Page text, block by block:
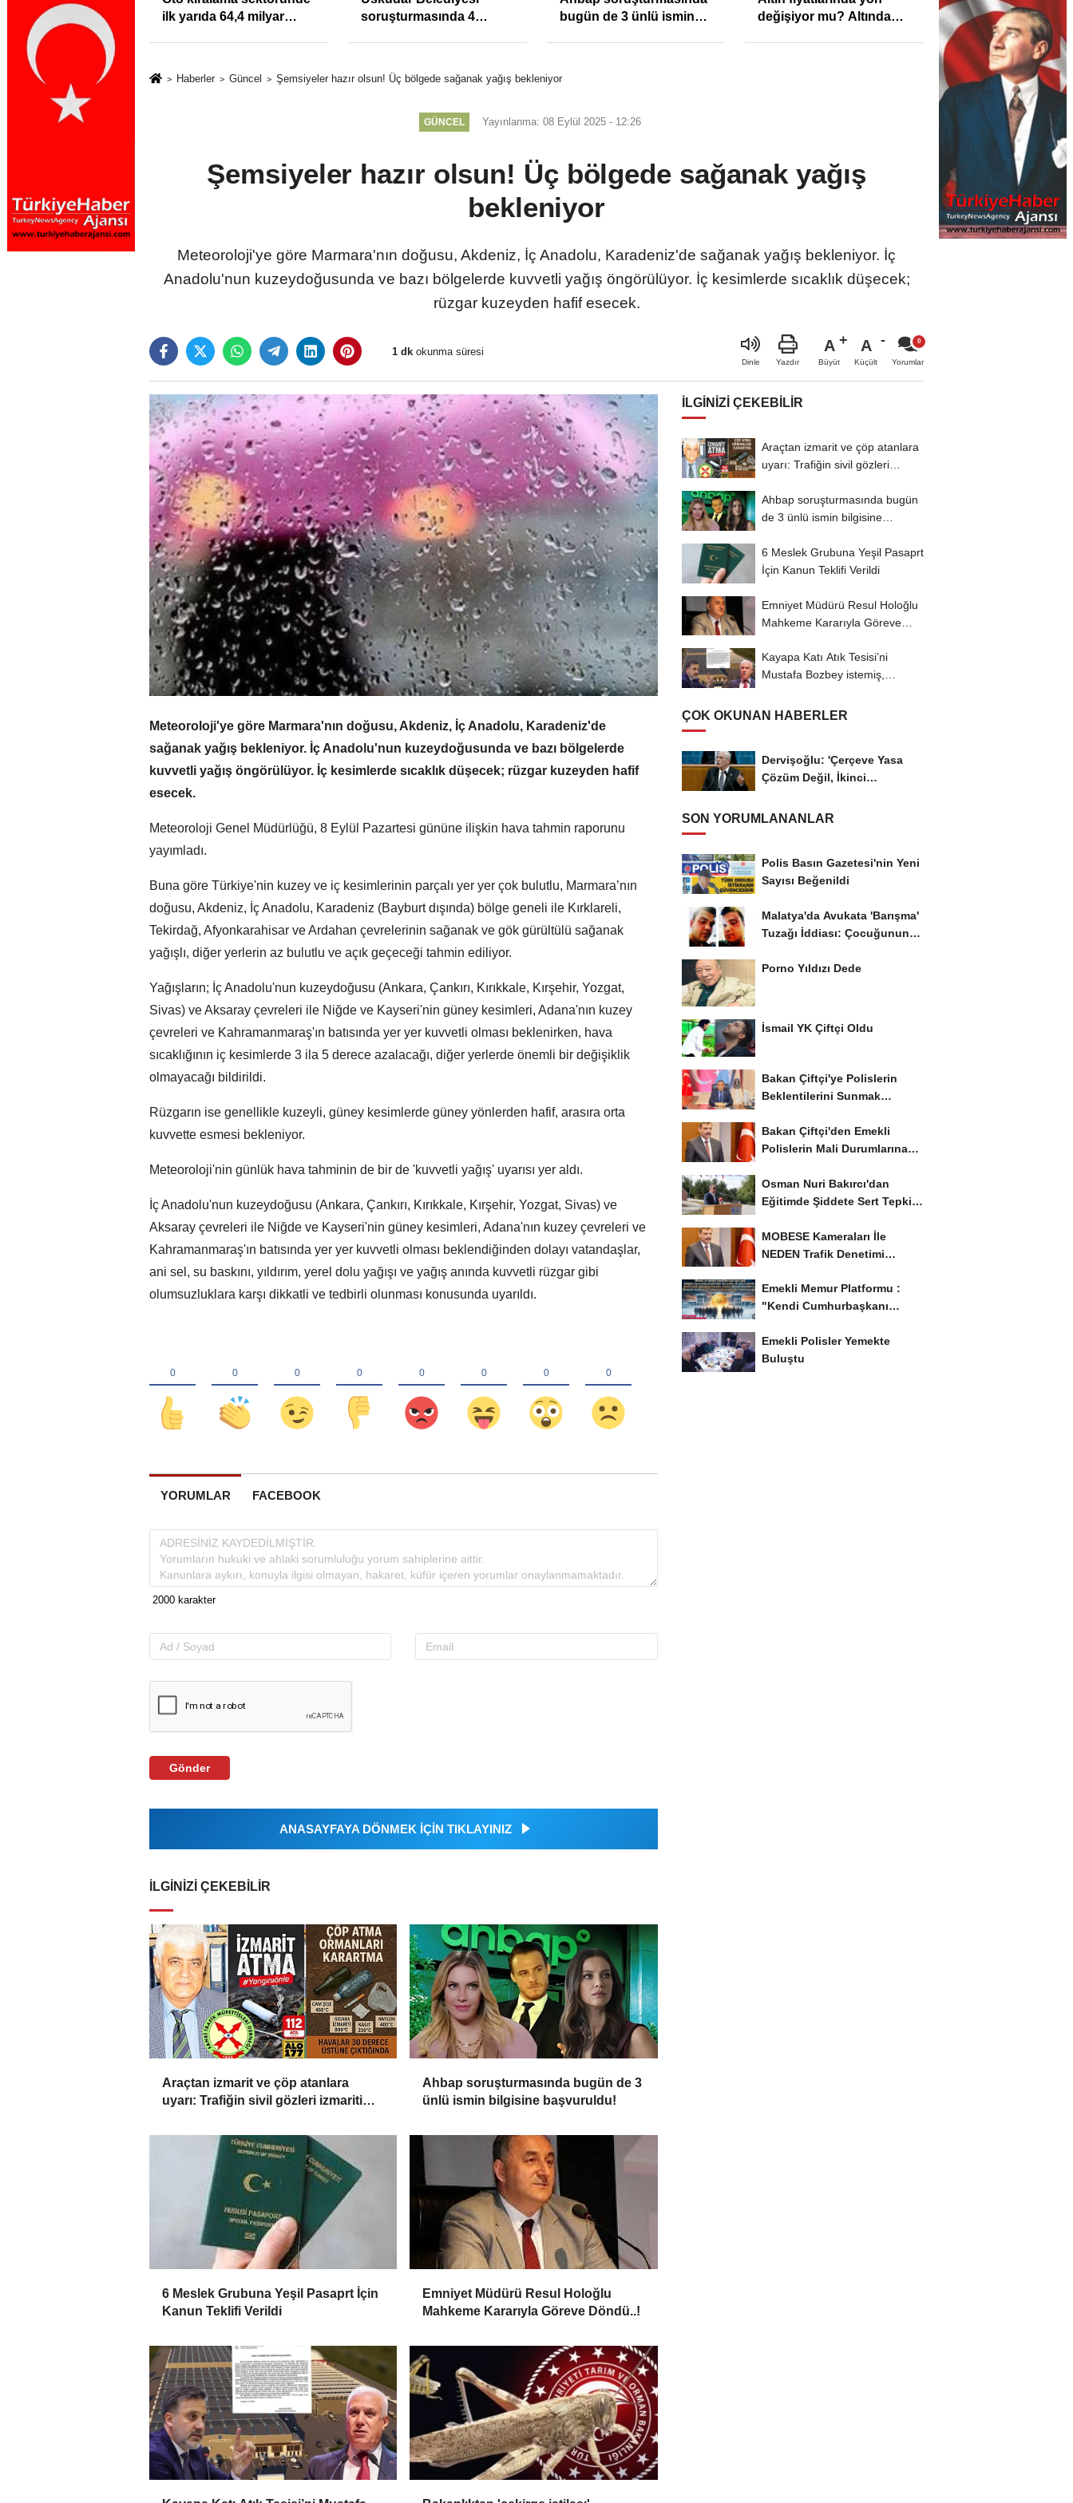
Kısacında:
Fırtınası
ilk yarıda 64,4 milyar
soruşturmasında 4
bugün de 3 ünlü ismin
değişiyor mu? Altında
Haberler Güncel Şemsiyeler hazır olsun! Üç bölgede sağanak yağış bekleniyor
GÜNCEL Yayınlanma: 08 Eylül 2025 - 12:26
Şemsiyeler hazır olsun! Üç bölgede sağanak yağış
bekleniyor
Meteoroloji'ye göre Marmara'nın doğusu, Akdeniz, İç Anadolu, Karadeniz'de sağanak yağış bekleniyor. İç
Anadolu'nun kuzeydoğusunda ve bazı bölgelerde kuvvetli yağış öngörülüyor. İç kesimlerde sıcaklık düşecek;
rüzgar kuzeyden hafif esecek.
1 dk okunma süresi
Dinle Yazdır
A
Büyüt
A
Küçült Yorumlar
Meteoroloji'ye göre Marmara'nın doğusu, Akdeniz, İç Anadolu, Karadeniz'de
sağanak yağış bekleniyor. İç Anadolu'nun kuzeydoğusunda ve bazı bölgelerde
kuvvetli yağış öngörülüyor. İç kesimlerde sıcaklık düşecek; rüzgar kuzeyden hafif
esecek.
Meteoroloji Genel Müdürlüğü, 8 Eylül Pazartesi gününe ilişkin hava tahmin raporunu
yayımladı.
Buna göre Türkiye'nin kuzey ve iç kesimlerinin parçalı yer yer çok bulutlu, Marmara’nın
doğusu, Akdeniz, İç Anadolu, Karadeniz (Bayburt dışında) bölge geneli ile Kırklareli,
Tekirdağ, Afyonkarahisar ve Ardahan çevrelerinin sağanak ve gök gürültülü sağanak
yağışlı, diğer yerlerin az bulutlu ve açık geçeceği tahmin ediliyor.
Yağışların; İç Anadolu'nun kuzeydoğusu (Ankara, Çankırı, Kırıkkale, Kırşehir, Yozgat,
Sivas) ve Aksaray çevreleri ile Niğde ve Kayseri'nin güney kesimleri, Adana'nın kuzey
çevreleri ve Kahramanmaraş'ın batısında yer yer kuvvetli olması beklenirken, hava
sıcaklığının iç kesimlerde 3 ila 5 derece azalacağı, diğer yerlerde önemli bir değişiklik
olmayacağı bildirildi.
Rüzgarın ise genellikle kuzeyli, güney kesimlerde güney yönlerden hafif, arasıra orta
kuvvette esmesi bekleniyor.
Meteoroloji'nin günlük hava tahminin de bir de 'kuvvetli yağış' uyarısı yer aldı.
İç Anadolu'nun kuzeydoğusu (Ankara, Çankırı, Kırıkkale, Kırşehir, Yozgat, Sivas) ve
Aksaray çevreleri ile Niğde ve Kayseri'nin güney kesimleri, Adana'nın kuzey çevreleri ve
Kahramanmaraş'ın batısında yer yer kuvvetli olması beklendiğinden dolayı vatandaşlar,
ani sel, su baskını, yıldırım, yerel dolu yağışı ve yağış anında kuvvetli rüzgar gibi
olumsuzluklara karşı dikkatli ve tedbirli olunması konusunda uyarıldı.
YORUMLAR FACEBOOK
Gönder
ANASAYFAYA DÖNMEK İÇİN TIKLAYINIZ
İLGINIZI ÇEKEBILIR
Araçtan izmarit ve çöp atanlara
uyarı: Trafiğin sivil gözleri izmariti
Ahbap soruşturmasında bugün de 3
ünlü ismin bilgisine başvuruldu!
6 Meslek Grubuna Yeşil Pasaprt İçin
Kanun Teklifi Verildi
Emniyet Müdürü Resul Holoğlu
Mahkeme Kararıyla Göreve Döndü..!
İLGINIZI ÇEKEBILIR
Araçtan izmarit ve çöp atanlara
uyarı: Trafiğin sivil gözleri
Ahbap soruşturmasında bugün
de 3 ünlü ismin bilgisine
6 Meslek Grubuna Yeşil Pasaprt
İçin Kanun Teklifi Verildi
Emniyet Müdürü Resul Holoğlu
Mahkeme Kararıyla Göreve
Kayapa Katı Atık Tesisi’ni
Mustafa Bozbey istemiş,
ÇOK OKUNAN HABERLER
Dervişoğlu: 'Çerçeve Yasa
Çözüm Değil, İkinci
SON YORUMLANANLAR
Polis Basın Gazetesi'nin Yeni
Sayısı Beğenildi
Malatya'da Avukata 'Barışma'
Tuzağı İddiası: Çocuğunun
Porno Yıldızı Dede
İsmail YK Çiftçi Oldu
Bakan Çiftçi'ye Polislerin
Beklentilerini Sunmak
Bakan Çiftçi'den Emekli
Polislerin Mali Durumlarına
Osman Nuri Bakırcı'dan
Eğitimde Şiddete Sert Tepki:
MOBESE Kameraları İle
NEDEN Trafik Denetimi
Emekli Memur Platformu :
"Kendi Cumhurbaşkanı
Emekli Polisler Yemekte
Buluştu